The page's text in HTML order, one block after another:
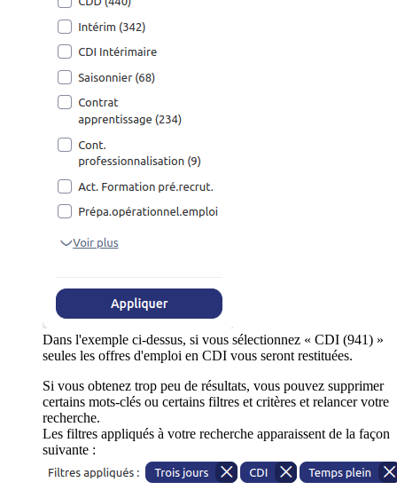
Dans l'exemple ci-dessus, si vous sélectionnez « CDI (941) »
seules les offres d'emploi en CDI vous seront restituées.
Si vous obtenez trop peu de résultats, vous pouvez supprimer
certains mots-clés ou certains filtres et critères et relancer votre
recherche.
Les filtres appliqués à votre recherche apparaissent de la façon
suivante :